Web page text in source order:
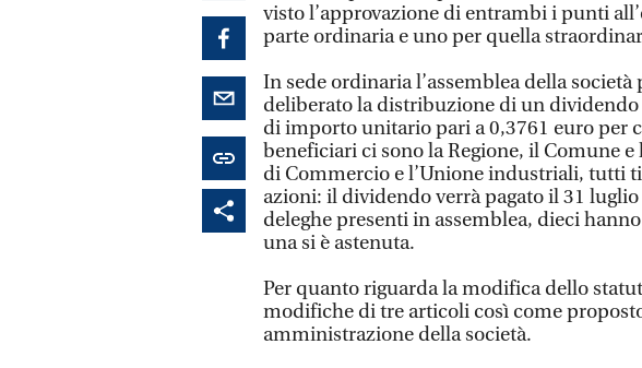
visto l’approvazione di entrambi i punti
parte ordinaria e uno per quella
In sede ordinaria l’assemblea della
deliberato la distribuzione di un
di importo unitario pari a 0,3761 euro per
beneficiari ci sono la Regione, il Comune
di Commercio e l’Unione industriali, tutti
azioni: il dividendo verrà pagato il 31
deleghe presenti in assemblea, dieci
una si è astenuta.
Per quanto riguarda la modifica dello
modifiche di tre articoli così come
amministrazione della società.